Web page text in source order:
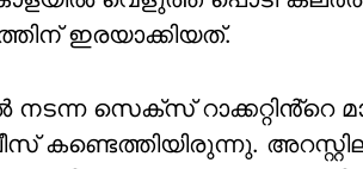
ഇരയാക്കിയത്.
സെക്സ് റാക്കറ്റിൻ്റെ
കണ്ടെത്തിയിരുന്നു.